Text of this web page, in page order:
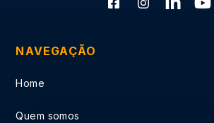
NAVEGAÇÃO
Home
Quem somos